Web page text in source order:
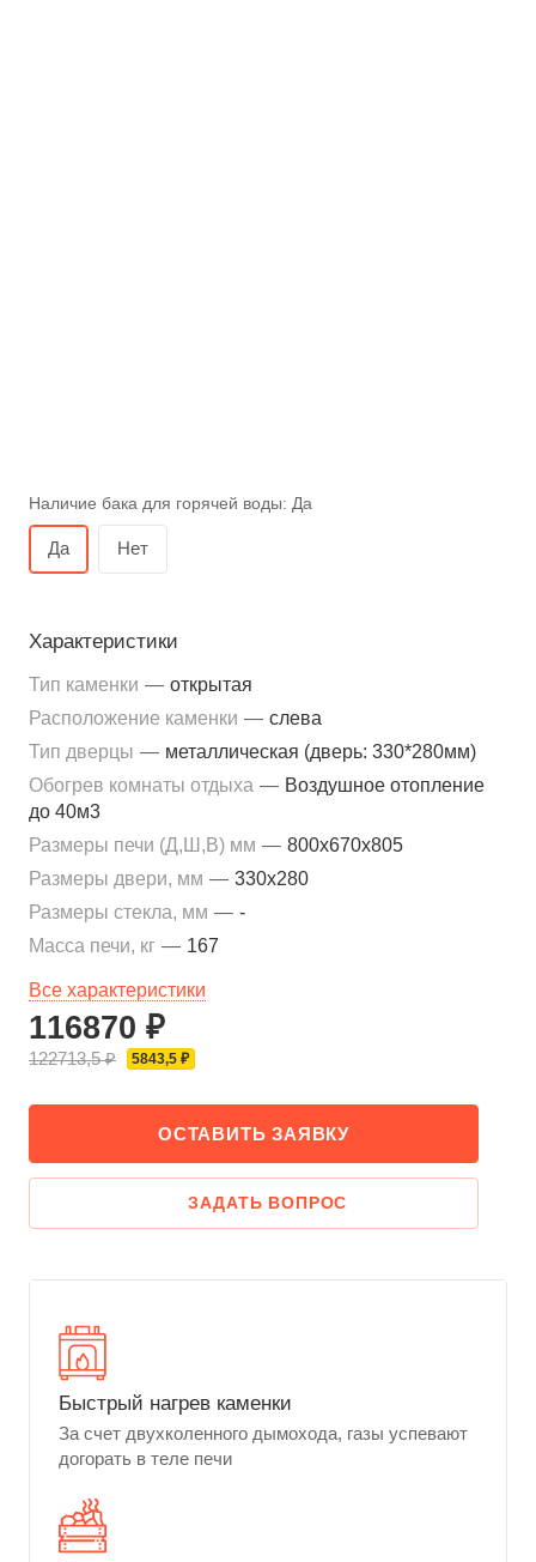
Наличие бака для горячей воды: Да
Да Нет
Характеристики
Тип каменки — открытая
Расположение каменки — слева
Тип дверцы — металлическая (дверь: 330*280мм)
Обогрев комнаты отдыха — Воздушное отопление
до 40м3
Размеры печи (Д,Ш,В) мм — 800x670x805
Размеры двери, мм — 330x280
Размеры стекла, мм — -
Масса печи, кг — 167
Все характеристики
116870 ₽
122713,5 ₽ 5843,5 ₽
ОСТАВИТЬ ЗАЯВКУ
ЗАДАТЬ ВОПРОС
Быстрый нагрев каменки
За счет двухколенного дымохода, газы успевают
догорать в теле печи